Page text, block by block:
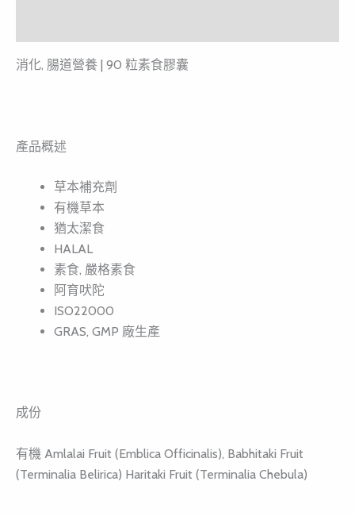
消化, 腸道營養 | 90 粒素食膠囊
產品概述
草本補充劑
有機草本
猶太潔食
HALAL
素食, 嚴格素食
阿育吠陀
ISO22000
GRAS, GMP 廠生產
成份
有機 Amlalai Fruit (Emblica Officinalis), Babhitaki Fruit
(Terminalia Belirica) Haritaki Fruit (Terminalia Chebula)